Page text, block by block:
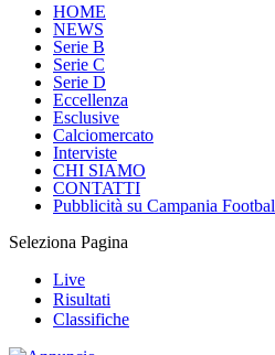
HOME
NEWS
Serie B
Serie C
Serie D
Eccellenza
Esclusive
Calciomercato
Interviste
CHI SIAMO
CONTATTI
Pubblicità su Campania
Seleziona Pagina
Live
Risultati
Classifiche